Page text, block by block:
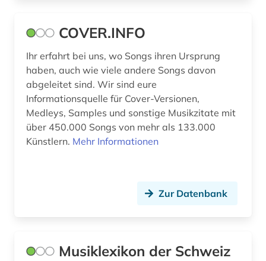
COVER.INFO
Ihr erfahrt bei uns, wo Songs ihren Ursprung
haben, auch wie viele andere Songs davon
abgeleitet sind. Wir sind eure
Informationsquelle für Cover-Versionen,
Medleys, Samples und sonstige Musikzitate mit
über 450.000 Songs von mehr als 133.000
Künstlern. Mehr Informationen
Zur Datenbank
Musiklexikon der Schweiz